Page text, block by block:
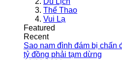
Thể Thao
Vui Lạ
Featured
Recent
Sao nam đình đám bị chấn
tỷ đồng phải tạm dừng